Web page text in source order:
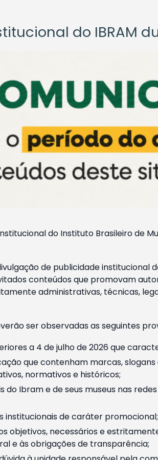
do IBRAM
do Instituto Brasileiro de
de publicidade institucional
conteúdos que promovam
administrativas, técnicas,
ser observadas as seguintes
a 4 de julho de 2026 que
que contenham marcas,
normativos e históricos;
Ibram e de seus museus nas
institucionais de caráter promocional;
objetivos, necessários e
e às obrigações de transparência;